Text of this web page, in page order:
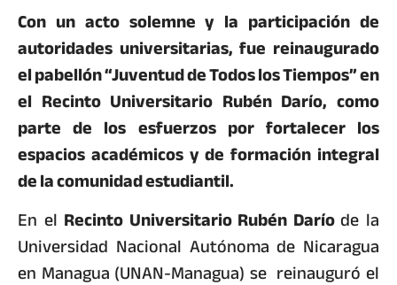
Con un acto solemne y la participación de
autoridades universitarias, fue reinaugurado
el pabellón “Juventud de Todos los Tiempos” en
el Recinto Universitario Rubén Darío, como
parte de los esfuerzos por fortalecer los
espacios académicos y de formación integral
de la comunidad estudiantil.
En el Recinto Universitario Rubén Daríode la
Universidad Nacional Autónoma de Nicaragua
en Managua (UNAN-Managua) se reinauguró el